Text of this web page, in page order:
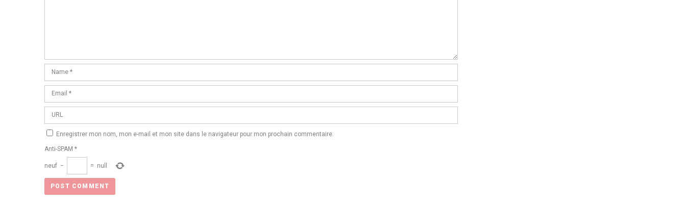
Enregistrer mon nom, mon e-mail et mon site dans le navigateur pour mon prochain commentaire.
Anti-SPAM *
neuf − = null